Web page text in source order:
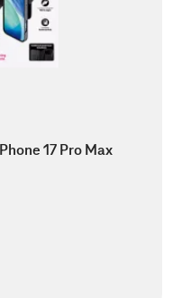
17 Pro Max